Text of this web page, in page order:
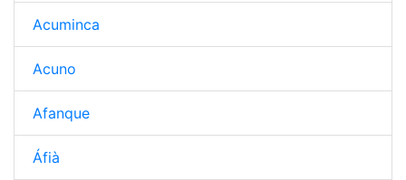
Acuminca
Acuno
Afanque
Áfià